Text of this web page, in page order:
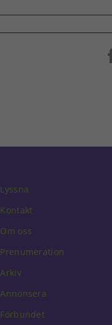
Lyssna
Kontakt
Om oss
Prenumeration
Arkiv
Annonsera
Förbundet